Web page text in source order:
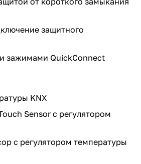
защитного
зажимами QuickConnect
KNX
Sensor с регулятором
с регулятором температуры